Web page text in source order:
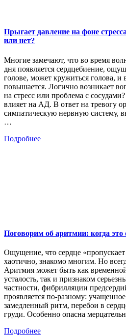
Прыгает давление на фоне
или нет?
Многие замечают, что во время
дня появляется сердцебиение,
голове, может кружиться голова, и
повышается. Логично возникает
на стресс или проблема с
влияет на АД. В ответ на тревогу
симпатическую нервную систему,
…
Подробнее
Поговорим об аритмии: когда это
Ощущение, что сердце «пропускает
хаотично, знакомо многим. Но
Аритмия может быть как
усталость, так и признаком
частности, фибрилляции
проявляется по-разному:
замедленный ритм, перебои в
груди. Особенно опасна
Подробнее